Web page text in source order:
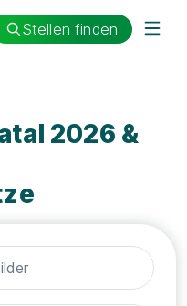
Stellen finden
2026 &